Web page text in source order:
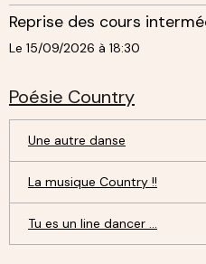
Reprise des cours
Le 15/09/2026 à 18:30
Poésie Country
Une autre danse
La musique Country !!
Tu es un line dancer ...